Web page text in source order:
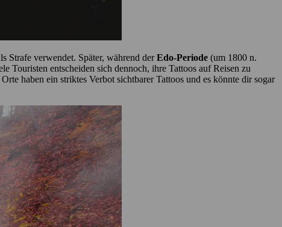
Strafe verwendet. Später, während derEdo-Periode (um 1800 n.
Touristen entscheiden sich dennoch, ihre Tattoos auf Reisen zu
haben ein striktes Verbot sichtbarer Tattoos und es könnte dir sogar